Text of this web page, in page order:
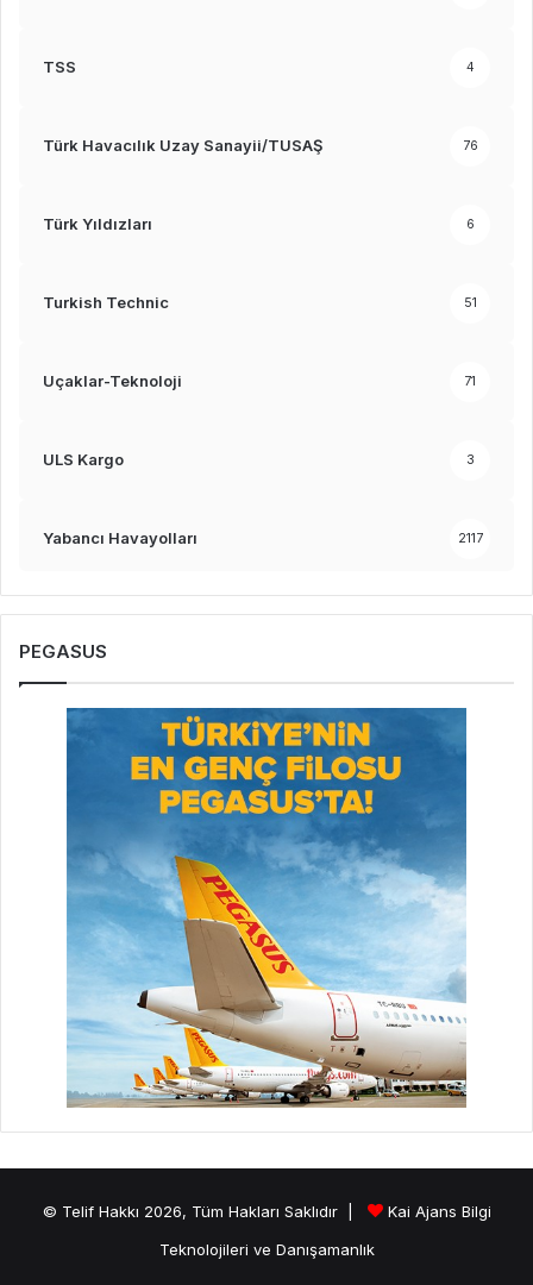
TSS 4
Türk Havacılık Uzay Sanayii/TUSAŞ 76
Türk Yıldızları 6
Turkish Technic 51
Uçaklar-Teknoloji 71
ULS Kargo 3
Yabancı Havayolları 2117
PEGASUS
© Telif Hakkı 2026, Tüm Hakları Saklıdır |
Kai Ajans Bilgi
Teknolojileri ve Danışamanlık